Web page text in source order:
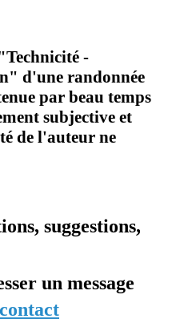
-
d'une randonnée
par beau temps
subjective et
de l'auteur ne
suggestions,
un message